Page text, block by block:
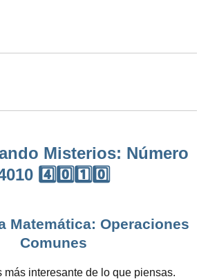
Misterios: Número
4️⃣0️⃣1️⃣0️⃣
Matemática: Operaciones
Comunes
más interesante de lo que piensas.